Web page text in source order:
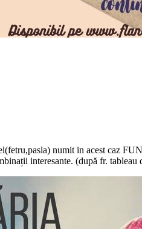
numit in acest caz
interesante. (după fr. tableau